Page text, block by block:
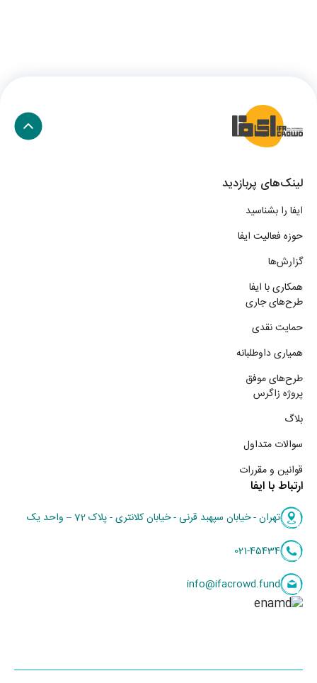
لینک‌های پربازدید
ایفا را بشناسید
حوزه فعالیت ایفا
گزارش‌ها
همکاری با ایفا
طرح‌های جاری
حمایت نقدی
همیاری داوطلبانه
طرح‌های موفق
پروژه زاگرس
بلاگ
سوالات متداول
قوانین و مقررات
ارتباط با ایفا
تهران - خیابان سپهبد قرنی - خیابان کلانتری - پلاک 72 – واحد یک
021-45434
info@ifacrowd.fund